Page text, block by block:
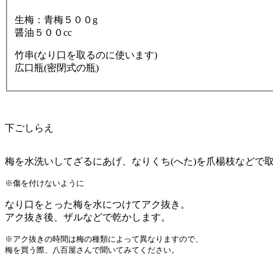
生梅：青梅５００g
醤油５００cc
竹串(なり口を取るのに使います)
広口瓶(密閉式の瓶)
下ごしらえ
梅を水洗いしてざるにあげ、なりくち(へた)を爪楊枝などで
※傷を付けないように
なり口をとった梅を水につけてアク抜き。
アク抜き後、ザルなどで乾かします。
※アク抜きの時間は梅の種類によって異なりますので、
梅を買う際、八百屋さんで聞いてみてください。